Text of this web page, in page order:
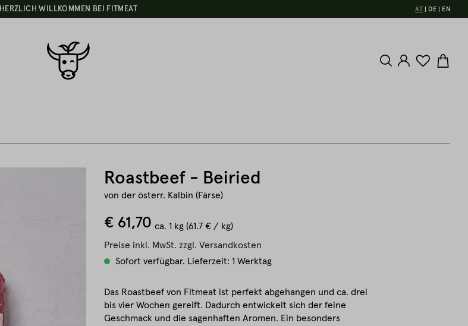
HERZLICH WILLKOMMEN BEI FITMEAT DE
AT EN
Roastbeef - Beiried
von der österr. Kalbin (Färse)
€ 61,70 ca. 1 kg (61.7 € / kg)
Preise inkl. MwSt. zzgl. Versandkosten
Sofort verfügbar. Lieferzeit: 1 Werktag
Das Roastbeef von Fitmeat ist perfekt abgehangen und ca. drei
bis vier Wochen gereift. Dadurch entwickelt sich der feine
Geschmack und die sagenhaften Aromen. Ein besonders